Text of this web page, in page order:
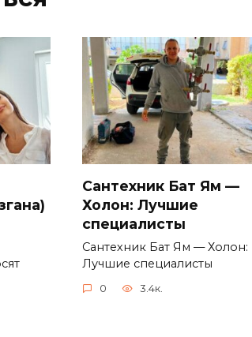
Сантехник Бат Ям —
Холон: Лучшие
специалисты
Сантехник Бат Ям — Холон:
Лучшие специалисты
0 3.4к.